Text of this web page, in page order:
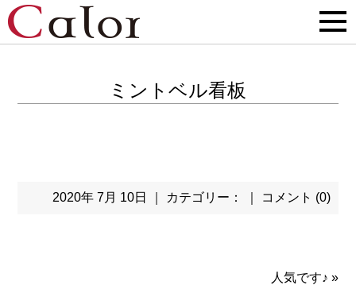
ミントベル看板
2020年 7月 10日 ｜ カテゴリー： ｜ コメント (0)
人気です♪ »